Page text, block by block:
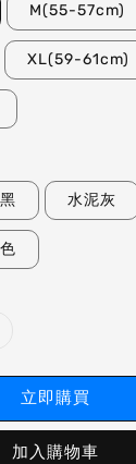
M(55-57cm)
XL(59-61cm)
水泥灰
立即購買
加入購物車